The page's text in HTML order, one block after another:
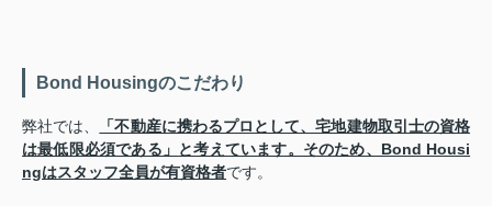
Bond Housingのこだわり
弊社では、
「不動産に携わるプロとして、宅地建物取引士の資格
は最低限必須である」 と考えています。そのため、Bond Housi
ngはスタッフ全員が有資格者です。